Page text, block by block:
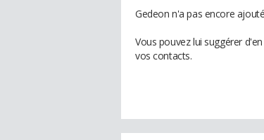
Gedeon n'a pas encore
Vous pouvez lui suggérer
vos contacts.